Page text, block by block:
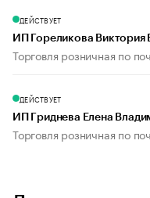
ДЕЙСТВУЕТ
ИП Гореликова Виктория
Торговля розничная по
ДЕЙСТВУЕТ
ИП Гриднева Елена
Торговля розничная по